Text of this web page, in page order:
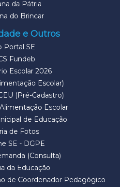
da Pátria
do Brincar
e Outros
Portal SE
Fundeb
Escolar 2026
Escolar)
(Pré-Cadastro)
Escolar
de Educação
de Fotos
SE - DGPE
(Consulta)
da Educação
de Coordenador Pedagógico